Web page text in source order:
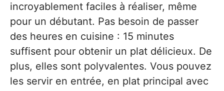
incroyablement faciles à réaliser, même
pour un débutant. Pas besoin de passer
des heures en cuisine : 15 minutes
suffisent pour obtenir un plat délicieux. De
plus, elles sont polyvalentes. Vous pouvez
les servir en entrée, en plat principal avec